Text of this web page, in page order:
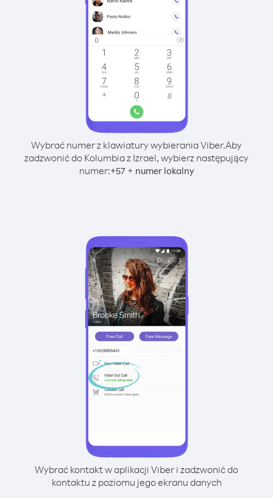
Wybrać numer z klawiatury wybierania Viber.Aby
zadzwonić do Kolumbia z Izrael, wybierz następujący
numer:+57+ numer lokalny
Wybrać kontakt w aplikacji Viber i zadzwonić do
kontaktu z poziomu jego ekranu danych